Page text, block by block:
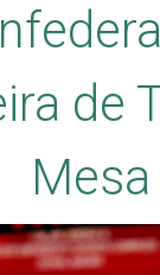
de
Mesa